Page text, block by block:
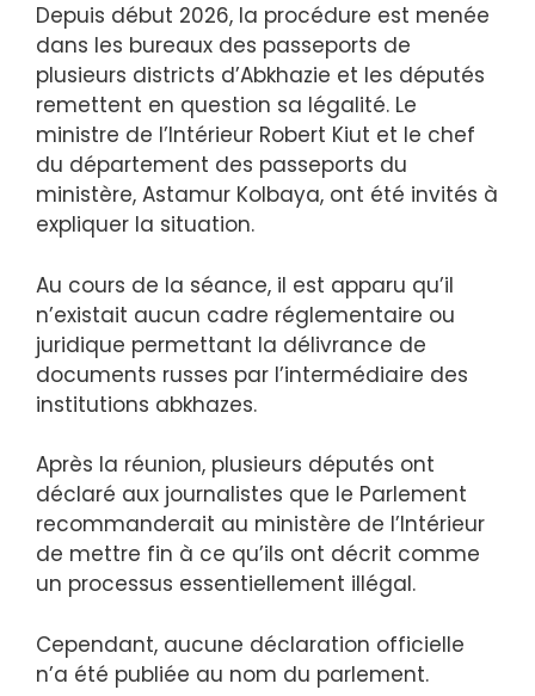
Depuis début 2026, la procédure est menée
dans les bureaux des passeports de
plusieurs districts d’Abkhazie et les députés
remettent en question sa légalité. Le
ministre de l’Intérieur Robert Kiut et le chef
du département des passeports du
ministère, Astamur Kolbaya, ont été invités à
expliquer la situation.
Au cours de la séance, il est apparu qu’il
n’existait aucun cadre réglementaire ou
juridique permettant la délivrance de
documents russes par l’intermédiaire des
institutions abkhazes.
Après la réunion, plusieurs députés ont
déclaré aux journalistes que le Parlement
recommanderait au ministère de l’Intérieur
de mettre fin à ce qu’ils ont décrit comme
un processus essentiellement illégal.
Cependant, aucune déclaration officielle
n’a été publiée au nom du parlement.